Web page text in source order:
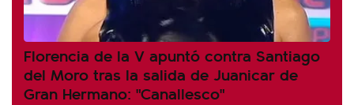
Florencia de la V apuntó contra Santiago
del Moro tras la salida de Juanicar de
Gran Hermano: "Canallesco"